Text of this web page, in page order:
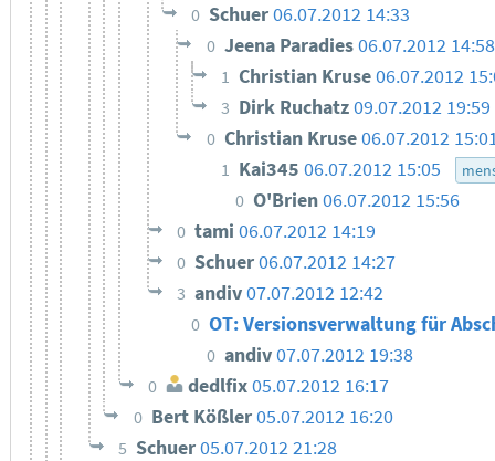
0 Schuer06.07.2012 14:33
0 Jeena Paradies06.07.2012 14:58
1 Christian Kruse06.07.2012
3 Dirk Ruchatz09.07.2012 19:59
0 Christian Kruse06.07.2012
1 Kai345 06.07.2012 15:05
0 O'Brien06.07.2012 15:56
0 tami06.07.2012 14:19
0 Schuer06.07.2012 14:27
3 andiv07.07.2012 12:42
0 OT: Versionsverwaltung für
0 andiv07.07.2012 19:38
0 dedlfix 05.07.2012 16:17
0 Bert Kößler05.07.2012 16:20
5 Schuer05.07.2012 21:28